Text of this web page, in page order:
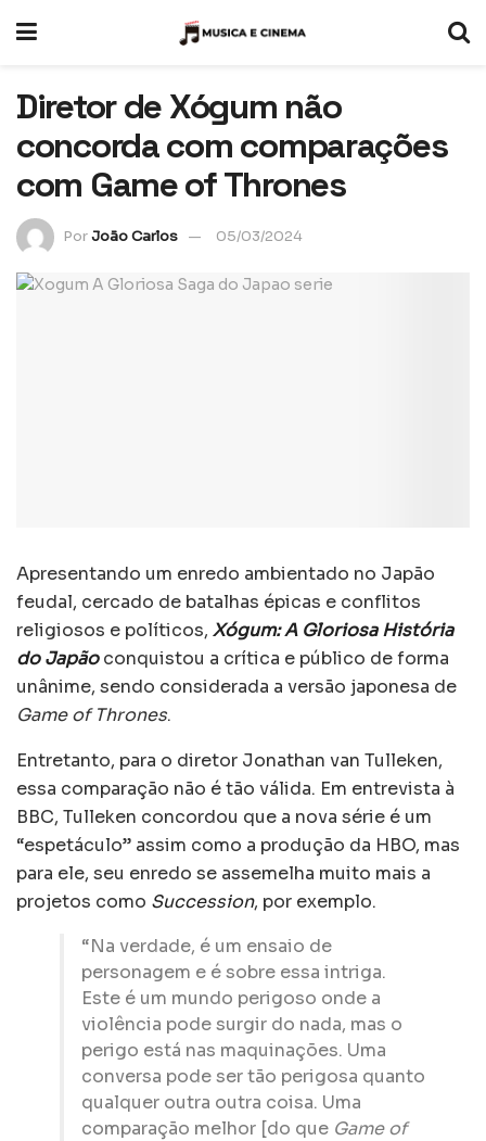
Diretor de Xógum não
concorda com comparações
com Game of Thrones
PorJoão Carlos 05/03/2024
Apresentando um enredo ambientado no Japão
feudal, cercado de batalhas épicas e conflitos
religiosos e políticos, Xógum: A Gloriosa História
do Japãoconquistou a crítica e público de forma
unânime, sendo considerada a versão japonesa de
Game of Thrones.
Entretanto, para o diretor Jonathan van Tulleken,
essa comparação não é tão válida. Em entrevista à
BBC, Tulleken concordou que a nova série é um
“espetáculo” assim como a produção da HBO, mas
para ele, seu enredo se assemelha muito mais a
projetos como Succession, por exemplo.
“Na verdade, é um ensaio de
personagem e é sobre essa intriga.
Este é um mundo perigoso onde a
violência pode surgir do nada, mas o
perigo está nas maquinações. Uma
conversa pode ser tão perigosa quanto
qualquer outra outra coisa. Uma
comparação melhor [do que Game of